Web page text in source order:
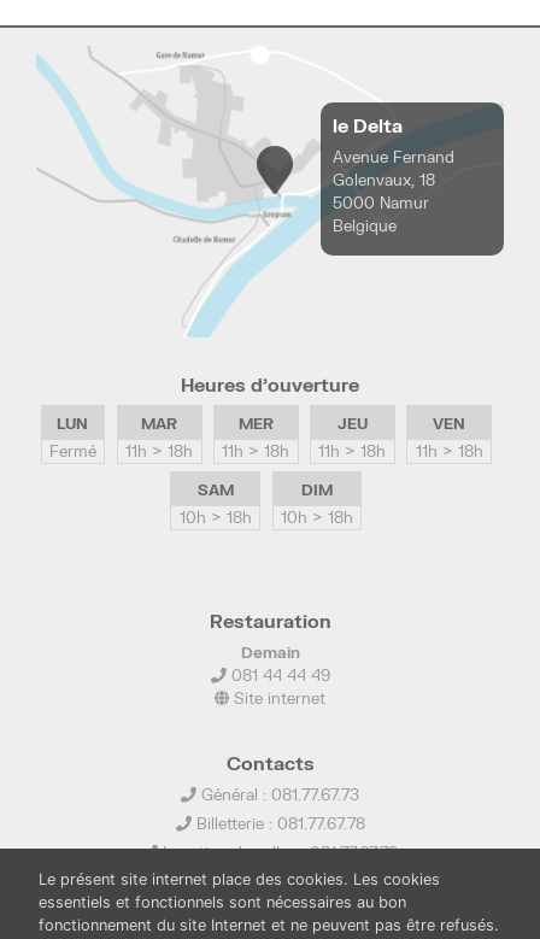
le Delta
Avenue Fernand
Golenvaux, 18
5000 Namur
Belgique
Heures d’ouverture
LUN
Fermé
MAR
11h > 18h
MER
11h > 18h
JEU
11h > 18h
VEN
11h > 18h
SAM
10h > 18h
DIM
10h > 18h
Restauration
Demain
081 44 44 49
Site internet
Contacts
Général : 081.77.67.73
Billetterie : 081.77.67.78
Location de salles : 081.77.67.79
info@ledelta.be
Le présent site internet place des cookies. Les cookies
essentiels et fonctionnels sont nécessaires au bon
fonctionnement du site Internet et ne peuvent pas être refusés.